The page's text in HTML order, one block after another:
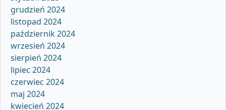
grudzień 2024
listopad 2024
październik 2024
wrzesień 2024
sierpień 2024
lipiec 2024
czerwiec 2024
maj 2024
kwiecień 2024